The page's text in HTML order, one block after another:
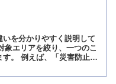
を分かりやすく説明して
象エリアを絞り、一つのこ
。 例えば、「災害防止指